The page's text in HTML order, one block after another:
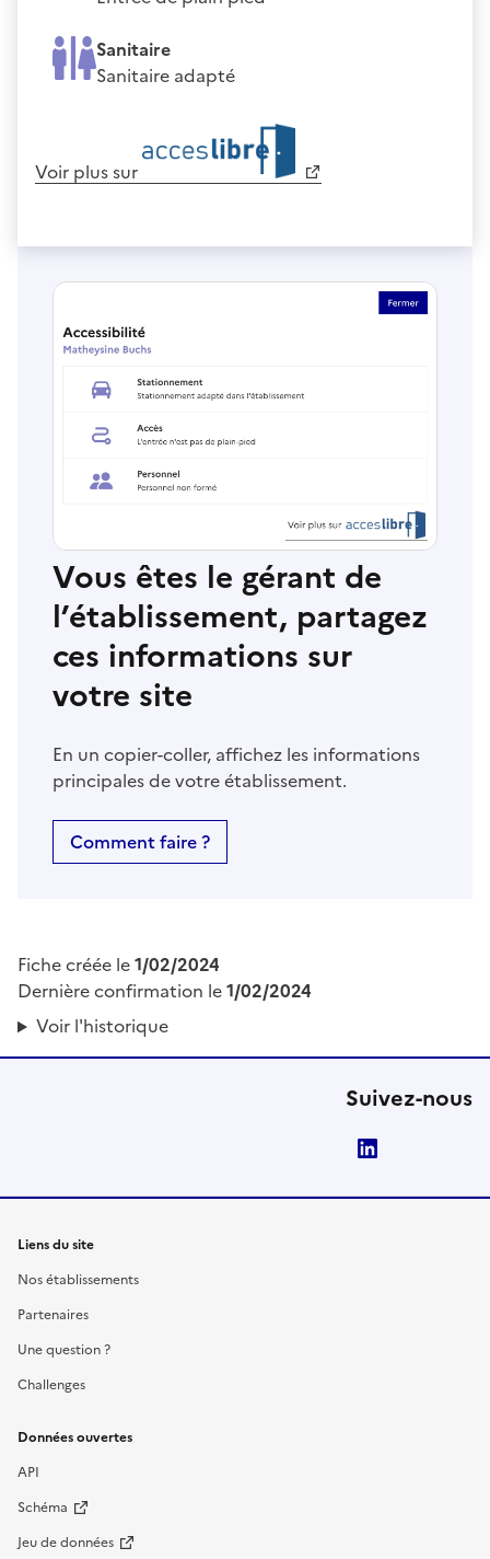
Sanitaire
Sanitaire adapté
Voir plus sur
Vous êtes le gérant de
l’établissement, partagez
ces informations sur
votre site
En un copier-coller, affichez les informations
principales de votre établissement.
Comment faire ?
Fiche créée le1/02/2024
Dernière confirmation le1/02/2024
Voir l'historique
Suivez-nous
Liens du site
Nos établissements
Partenaires
Une question ?
Challenges
Données ouvertes
API
Schéma
Jeu de données